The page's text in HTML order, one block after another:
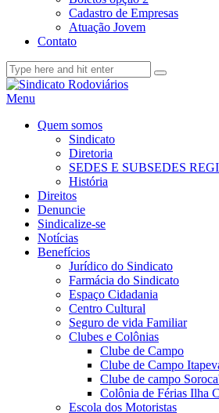
Cadastro de Empresas
Atuação Jovem
Contato
Menu
Quem somos
Sindicato
Diretoria
SEDES E SUBSEDES
História
Direitos
Denuncie
Sindicalize-se
Notícias
Benefícios
Jurídico do Sindicato
Farmácia do Sindicato
Espaço Cidadania
Centro Cultural
Seguro de vida Familiar
Clubes e Colônias
Clube de Campo
Clube de Campo
Clube de campo
Colônia de Férias Ilha
Escola dos Motoristas